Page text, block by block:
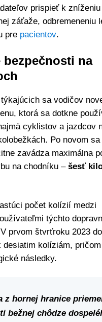
prispieť k zníženiu
záťaže, odbremeneniu
pre pacientov.
bezpečnosti na
sa vodičov
ktorá sa dotkne
cyklistov a jazdcov
Po novom sa
zavádza maximálna
na chodníku – šesť
počet kolízií medzi
týchto
prvom štvrťroku 2023
desiatim kolíziám,
následky.
z hornej hranice
bežnej chôdze